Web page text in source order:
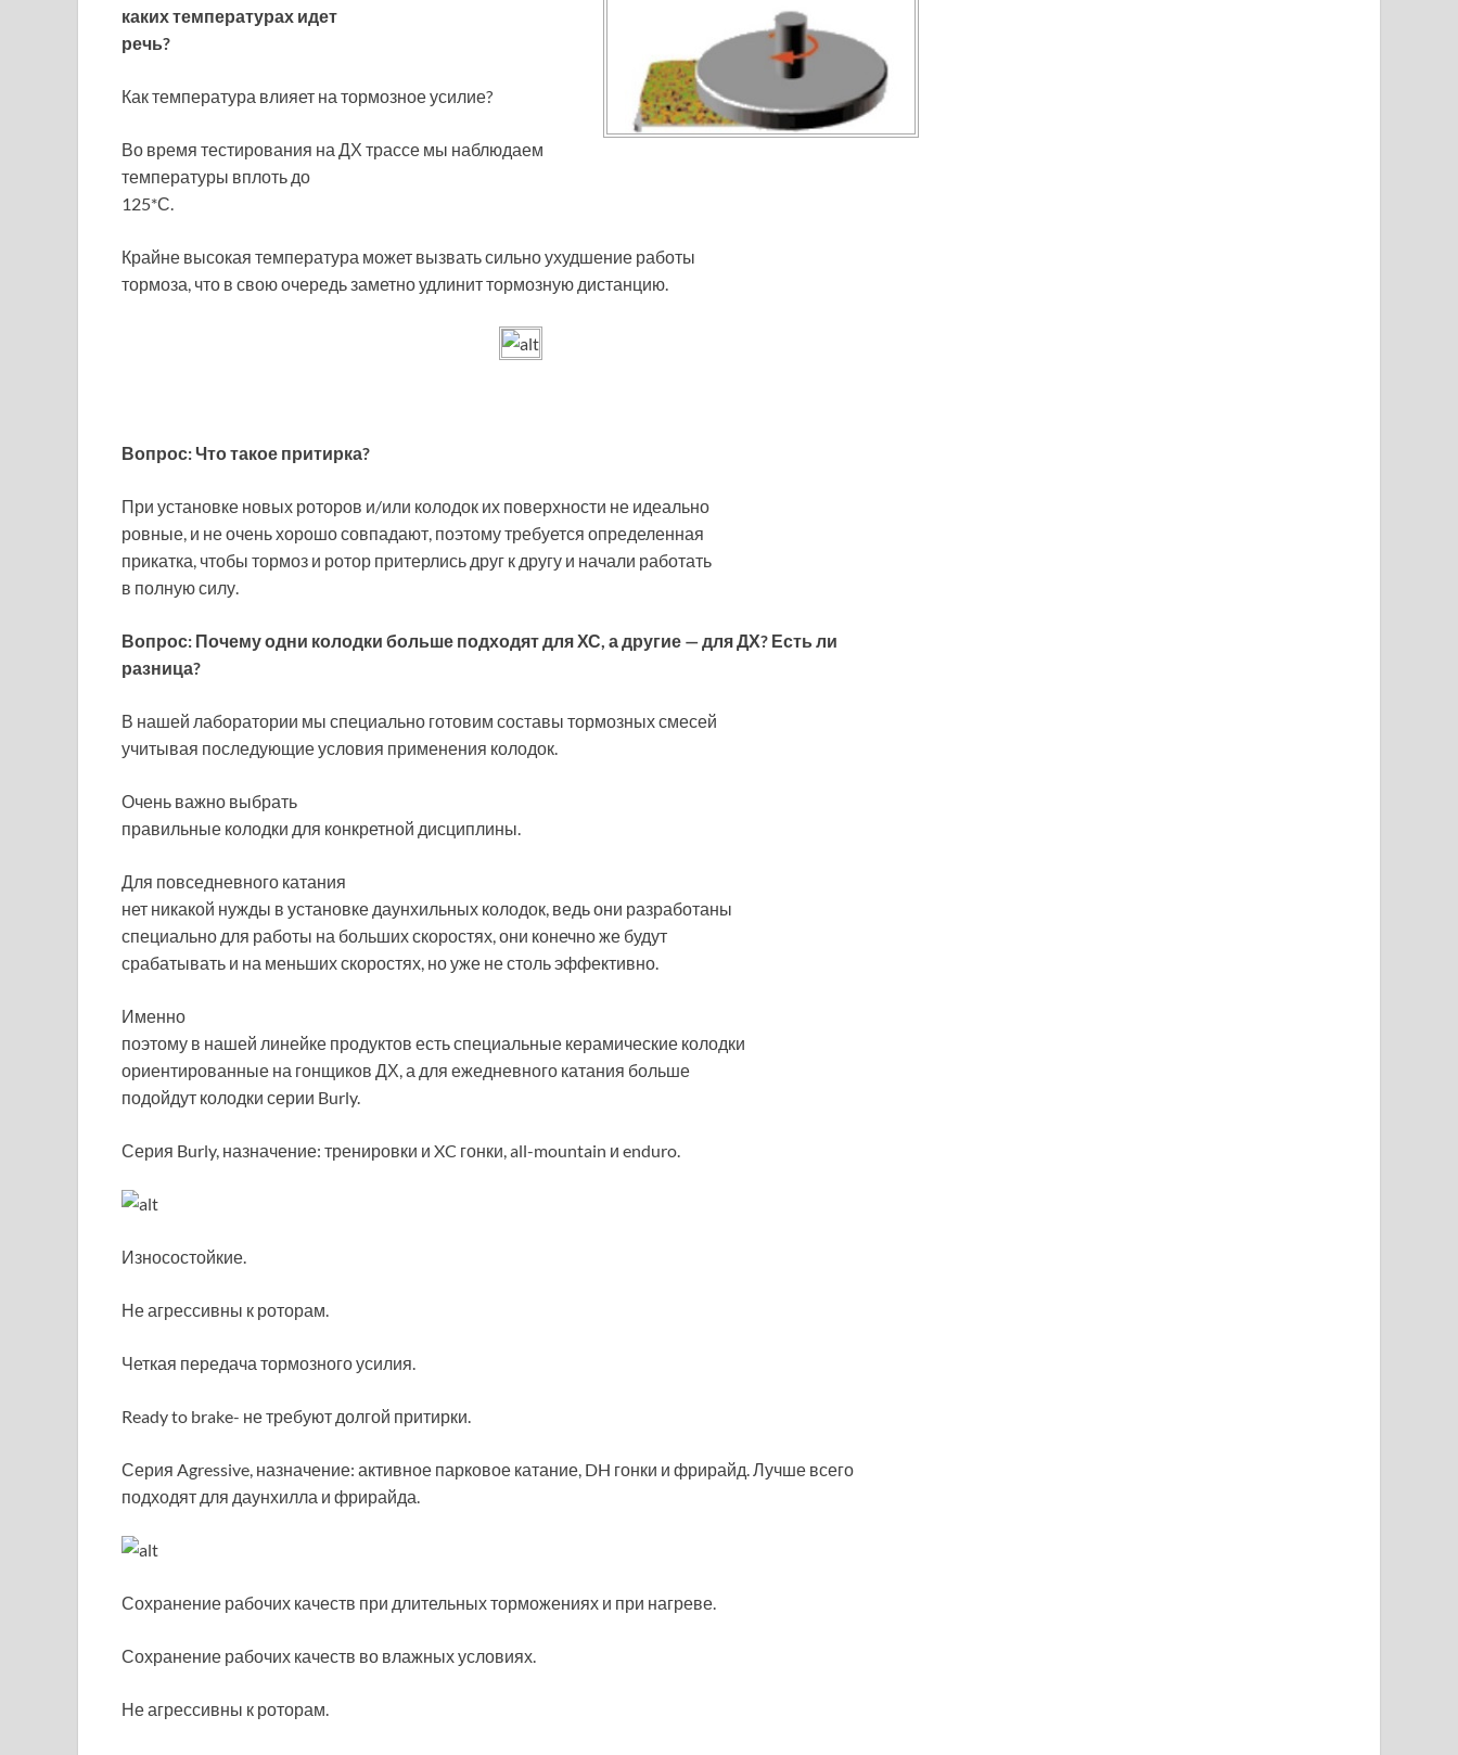
каких температурах идет
речь?
Как температура влияет на тормозное усилие?
Во время тестирования на ДХ трассе мы наблюдаем
температуры вплоть до
125*С.
Крайне высокая температура может вызвать сильно ухудшение работы
тормоза, что в свою очередь заметно удлинит тормозную дистанцию.
Вопрос: Что такое притирка?
При установке новых роторов и/или колодок их поверхности не идеально
ровные, и не очень хорошо совпадают, поэтому требуется определенная
прикатка, чтобы тормоз и ротор притерлись друг к другу и начали работать
в полную силу.
Вопрос: Почему одни колодки больше подходят для ХС, а другие — для ДХ? Есть ли
разница?
В нашей лаборатории мы специально готовим составы тормозных смесей
учитывая последующие условия применения колодок.
Очень важно выбрать
правильные колодки для конкретной дисциплины.
Для повседневного катания
нет никакой нужды в установке даунхильных колодок, ведь они разработаны
специально для работы на больших скоростях, они конечно же будут
срабатывать и на меньших скоростях, но уже не столь эффективно.
Именно
поэтому в нашей линейке продуктов есть специальные керамические колодки
ориентированные на гонщиков ДХ, а для ежедневного катания больше
подойдут колодки серии Burly.
Серия Burly, назначение: тренировки и XC гонки, all-mountain и enduro.
Износостойкие.
Не агрессивны к роторам.
Четкая передача тормозного усилия.
Ready to brake- не требуют долгой притирки.
Серия Agressive, назначение: активное парковое катание, DH гонки и фрирайд. Лучше всего
подходят для даунхилла и фрирайда.
Сохранение рабочих качеств при длительных торможениях и при нагреве.
Сохранение рабочих качеств во влажных условиях.
Не агрессивны к роторам.